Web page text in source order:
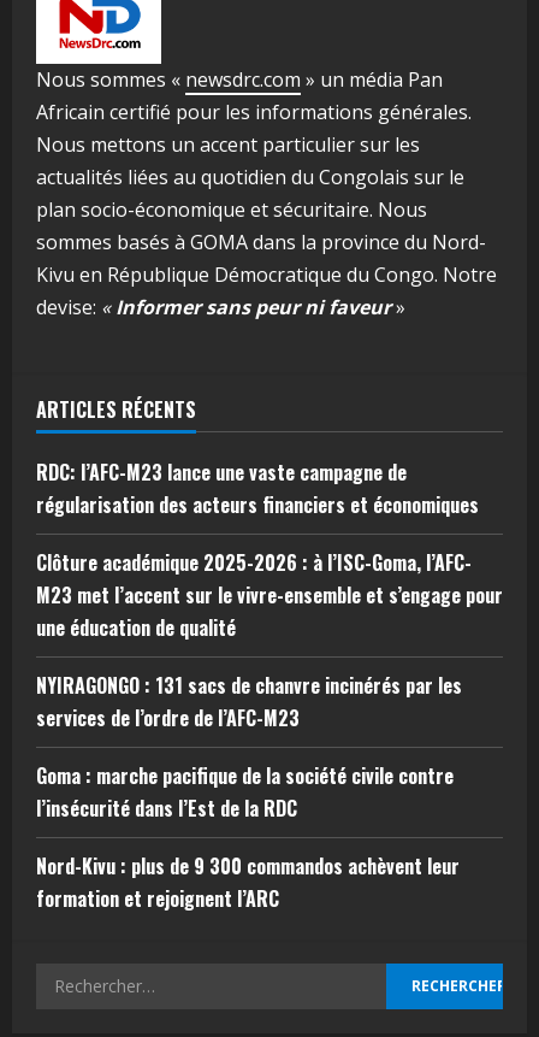
Nous sommes « newsdrc.com » un média Pan
Africain certifié pour les informations générales.
Nous mettons un accent particulier sur les
actualités liées au quotidien du Congolais sur le
plan socio-économique et sécuritaire. Nous
sommes basés à GOMA dans la province du Nord-
Kivu en République Démocratique du Congo. Notre
devise: «Informer sans peur ni faveur»
ARTICLES RÉCENTS
RDC: l’AFC-M23 lance une vaste campagne de
régularisation des acteurs financiers et économiques
Clôture académique 2025-2026 : à l’ISC-Goma, l’AFC-
M23 met l’accent sur le vivre-ensemble et s’engage pour
une éducation de qualité
NYIRAGONGO : 131 sacs de chanvre incinérés par les
services de l’ordre de l’AFC-M23
Goma : marche pacifique de la société civile contre
l’insécurité dans l’Est de la RDC
Nord-Kivu : plus de 9 300 commandos achèvent leur
formation et rejoignent l’ARC